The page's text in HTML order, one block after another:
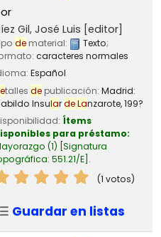
Gil, José Luis [editor]
dematerial: Texto;
caracteres normales
Español
talles depublicación: Madrid:
InsulardeLanzarote,199?
Ítems
para préstamo:
(1) Signatura
551.21/E .
(1 votos)
Guardar en listas